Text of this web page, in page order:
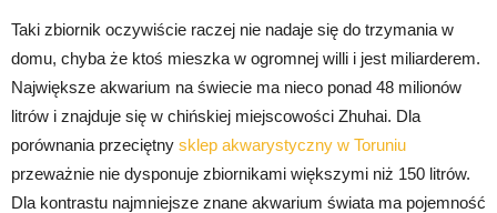
Taki zbiornik oczywiście raczej nie nadaje się do trzymania w
domu, chyba że ktoś mieszka w ogromnej willi i jest miliarderem.
Największe akwarium na świecie ma nieco ponad 48 milionów
litrów i znajduje się w chińskiej miejscowości Zhuhai. Dla
porównania przeciętny sklep akwarystyczny w Toruniu
przeważnie nie dysponuje zbiornikami większymi niż 150 litrów.
Dla kontrastu najmniejsze znane akwarium świata ma pojemność